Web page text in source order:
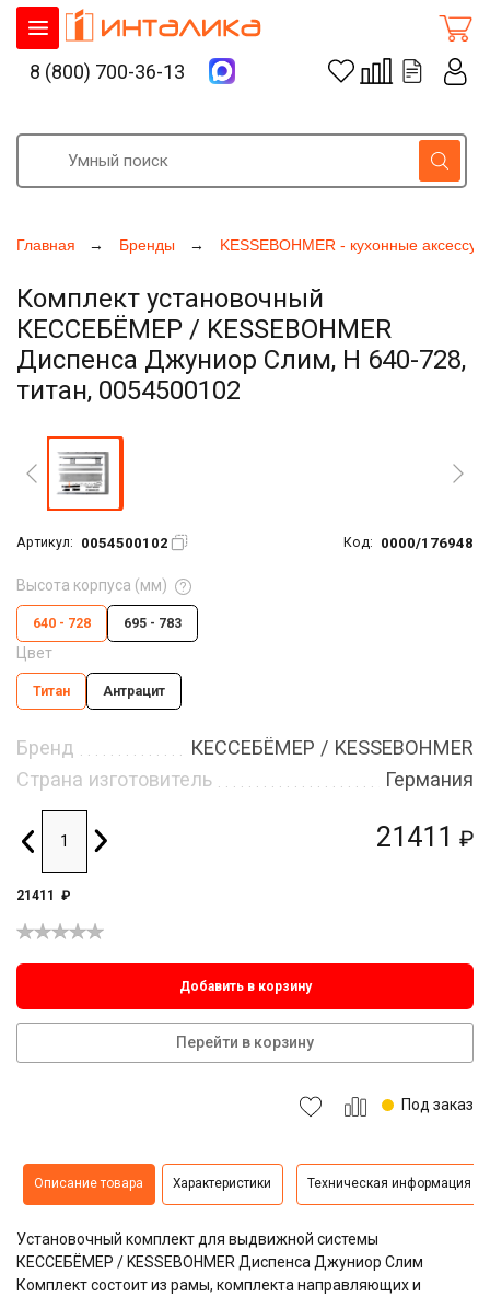
Главная Бренды KESSEBOHMER - кухонные
Комплект установочный
КЕССЕБЁМЕР / KESSEBOHMER
Диспенса Джуниор Слим, H 640-728,
титан, 0054500102
Артикул: 0054500102 Код: 0000/176948
21411 ₽
Высота корпуса (мм)
640 - 728 695 - 783
Цвет
Титан Антрацит
Бренд
КЕССЕБЁМЕР / KESSEBOHMER
Страна изготовитель
Германия
21411 ₽
Добавить в корзину
Перейти в корзину
Под заказ
Описание товара Характеристики Техническая информация
Установочный комплект для выдвижной системы
КЕССЕБЁМЕР / KESSEBOHMER Диспенса Джуниор Слим
Комплект состоит из рамы, комплекта направляющих и
8 (800) 700-36-13